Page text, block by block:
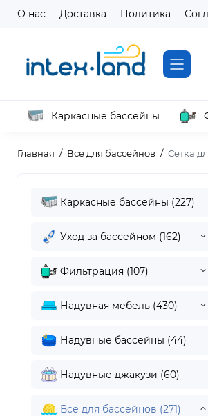
О нас Доставка Политика
Каркасные бассейны
Главная Все для бассейнов Сетка
Каркасные бассейны (227)
Уход за бассейном (162)
Фильтрация (107)
Надувная мебель (430)
Надувные бассейны (44)
Надувные джакузи (60)
Все для бассейнов (271)